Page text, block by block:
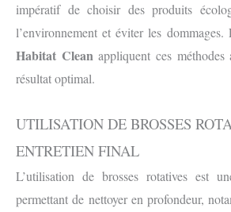
impératif de choisir des produits
l’environnement et éviter les dommages.
Habitat Clean appliquent ces
résultat optimal.
UTILISATION DE BROSSES
ENTRETIEN FINAL
L’utilisation de brosses rotatives est
permettant de nettoyer en profondeur,